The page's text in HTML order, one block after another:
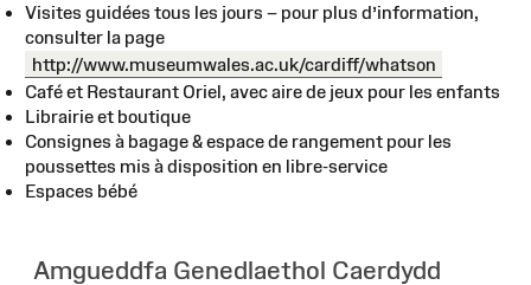
Amgueddfa Genedlaethol Caerdydd
Visites guidées tous les jours – pour plus d’information,
consulter la page
http://www.museumwales.ac.uk/cardiff/whatson
Café et Restaurant Oriel, avec aire de jeux pour les enfants
Librairie et boutique
Consignes à bagage & espace de rangement pour les
poussettes mis à disposition en libre-service
Espaces bébé